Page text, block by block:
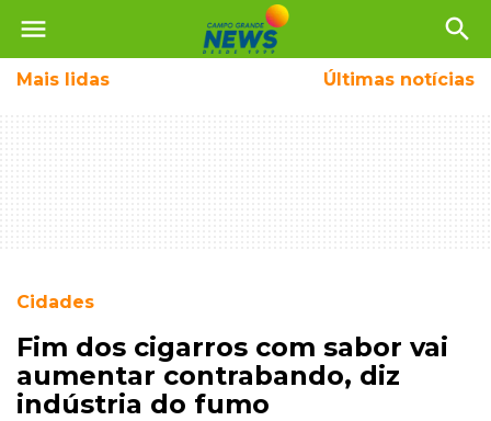
menu search
Mais lidas Últimas notícias
Cidades
Fim dos cigarros com sabor vai
aumentar contrabando, diz
indústria do fumo